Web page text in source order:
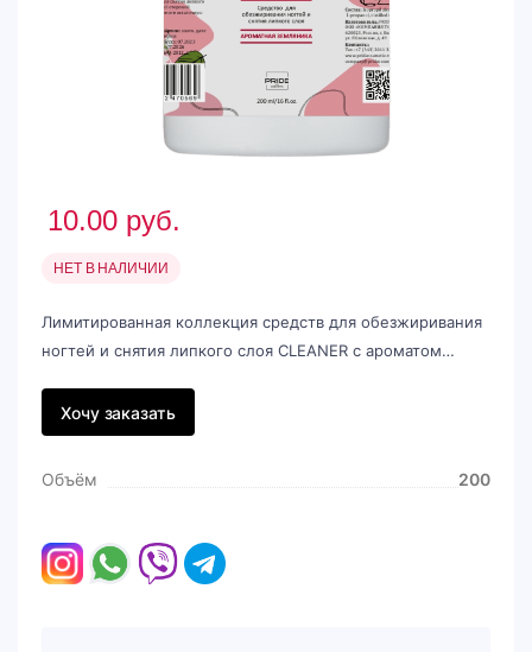
10.00 руб.
НЕТ В НАЛИЧИИ
Лимитированная коллекция средств для обезжиривания
ногтей и снятия липкого слоя CLEANER с ароматом…
Хочу заказать
Объём 200